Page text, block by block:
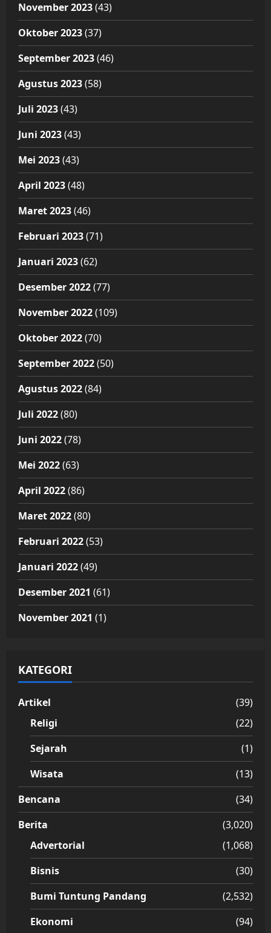
November 2023(43)
Oktober 2023(37)
September 2023(46)
Agustus 2023(58)
Juli 2023(43)
Juni 2023(43)
Mei 2023(43)
April 2023(48)
Maret 2023(46)
Februari 2023(71)
Januari 2023(62)
Desember 2022(77)
November 2022(109)
Oktober 2022(70)
September 2022(50)
Agustus 2022(84)
Juli 2022(80)
Juni 2022(78)
Mei 2022(63)
April 2022(86)
Maret 2022(80)
Februari 2022(53)
Januari 2022(49)
Desember 2021 (61)
November 2021 (1)
KATEGORI
Artikel
(39)
Religi
(22)
Sejarah
(1)
Wisata
(13)
Bencana
(34)
Berita
(3,020)
Advertorial
(1,068)
Bisnis
(30)
Bumi Tuntung Pandang
(2,532)
Ekonomi
(94)